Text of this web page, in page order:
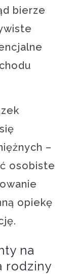
bierze
–
osobiste
opiekę
na
rodziny